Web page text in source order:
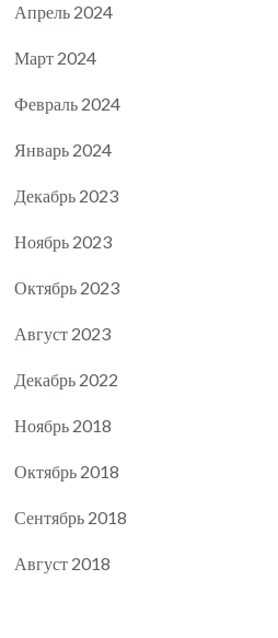
Апрель 2024
Март 2024
Февраль 2024
Январь 2024
Декабрь 2023
Ноябрь 2023
Октябрь 2023
Август 2023
Декабрь 2022
Ноябрь 2018
Октябрь 2018
Сентябрь 2018
Август 2018